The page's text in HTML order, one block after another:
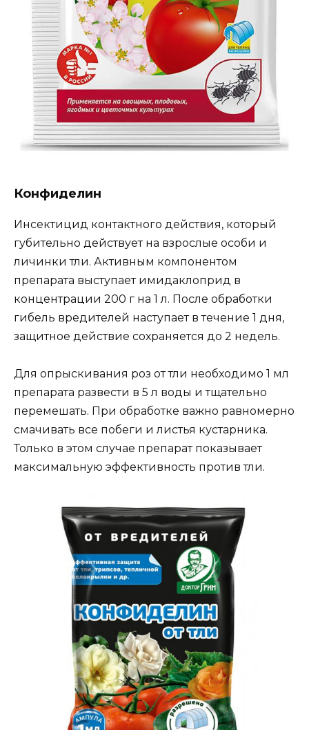
Конфиделин
Инсектицид контактного действия, который
губительно действует на взрослые особи и
личинки тли. Активным компонентом
препарата выступает имидаклоприд в
концентрации 200 г на 1 л. После обработки
гибель вредителей наступает в течение 1 дня,
защитное действие сохраняется до 2 недель.
Для опрыскивания роз от тли необходимо 1 мл
препарата развести в 5 л воды и тщательно
перемешать. При обработке важно равномерно
смачивать все побеги и листья кустарника.
Только в этом случае препарат показывает
максимальную эффективность против тли.